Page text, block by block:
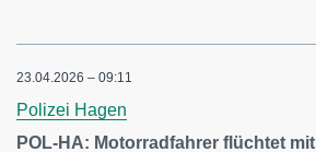
23.04.2026 – 09:11
Polizei Hagen
POL-HA: Motorradfahrer flüchtet